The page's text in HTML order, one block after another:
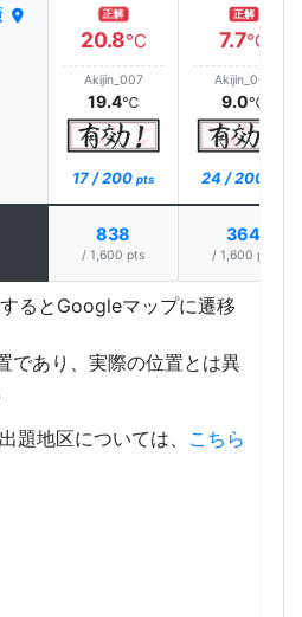
正解
20.8℃
Akijin_007
19.4℃
17 / 200 pts
正解
7.7℃
Akijin_007
9.0℃
24 / 200
838
/ 1,600 pts
364
/ 1,600 pts
るとGoogleマップに遷移
であり、実際の位置とは異
題地区については、 こちら